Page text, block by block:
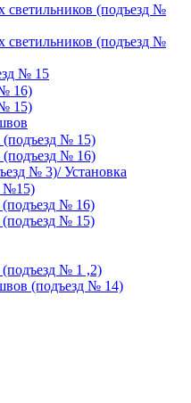
светильников (подъезд №
светильников (подъезд №
№ 15
16)
15)
(подъезд № 15)
(подъезд № 16)
№ 3)/ Установка
№15)
(подъезд № 16)
(подъезд № 15)
(подъезд № 1 ,2)
(подъезд № 14)